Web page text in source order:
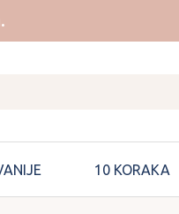
10 KORAKA